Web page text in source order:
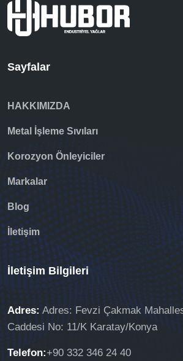
Sayfalar
HAKKIMIZDA
Metal İşleme Sıvıları
Korozyon Önleyiciler
Markalar
Blog
İletişim
İletişim Bilgileri
Adres: Adres: Fevzi Çakmak
Caddesi No: 11/K Karatay/Konya
Telefon:+90 332 346 24 40